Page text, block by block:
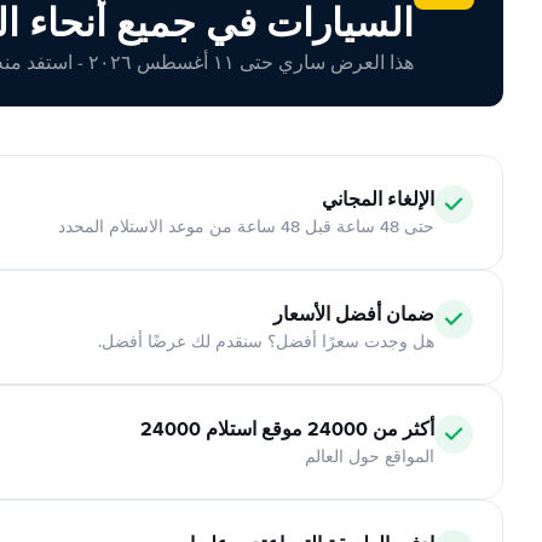
السيارات في جميع أنحاء
هذا العرض ساري حتى ١١ أغسطس ٢٠٢٦ - استفد منه اليوم!
الإلغاء المجاني
حتى 48 ساعة قبل 48 ساعة من موعد الاستلام المحدد
ضمان أفضل الأسعار
هل وجدت سعرًا أفضل؟ سنقدم لك عرضًا أفضل.
أكثر من 24000 موقع استلام 24000
المواقع حول العالم